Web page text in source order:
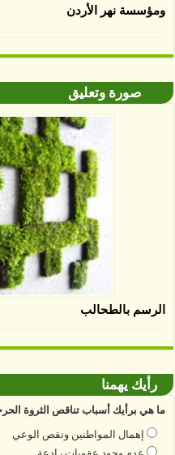
ومؤسسة نهر الأردن
صورة وتعليق
الرسم بالطحالب
رأيك يهمنا
ما هي برأيك أسباب تناقص الثروة
إهمال المواطنين ونقص الوعي
عدم وجود عقوبات رادعة